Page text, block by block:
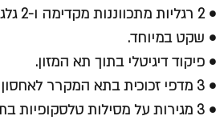
• 2 רגליות מתכווננות מקדימה ו-2 גלגלים קבועים.
• שקט במיוחד.
• פיקוד דיגיטלי בתוך תא המזון.
• 3 מדפי זכוכית בתא המקרר לאחסון קל ונוח.
• 3 מגירות על מסילות טלסקופיות בתא ההקפאה.